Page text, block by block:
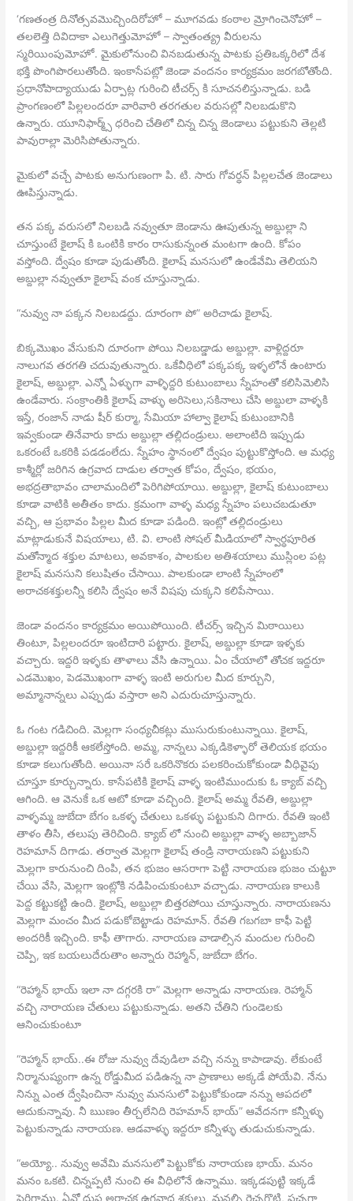
‘గణతంత్ర దినోత్సవమొచ్చిందిరోహో – మూగవడు కంఠాల మ్రోగించెనోహో –
తలలెత్తి దివిదాకా ఎలుగెత్తుమోహో – స్వాతంత్య్ర వీరులను
స్మరియింపుమోహో. మైకులోనుంచి వినబడుతున్న పాటకు ప్రతిఒక్కరిలో దేశ
భక్తి పొంగిపొరలుతోంది. ఇంకాసేపట్లో జెండా వందనం కార్యక్రమం జరగబోతోంది.
ప్రధానోపాద్యాయుడు ఏర్పాట్ల గురించి టీచర్స్ కి సూచనలిస్తున్నాడు. బడి
ప్రాంగణంలో పిల్లలందరూ వారివారి తరగతుల వరుసల్లో నిలబడుకొని
ఉన్నారు. యూనిఫార్మ్స్ ధరించి చేతిలో చిన్న చిన్న జెండాలు పట్టుకుని తెల్లటి
పావురాల్లా మెరిసిపోతున్నారు.
మైకులో వచ్చే పాటకు అనుగుణంగా పి. టి. సారు గోవర్ధన్ పిల్లలచేత జెండాలు
ఊపిస్తున్నాడు.
తన పక్క వరుసలో నిలబడి నవ్వుతూ జెండాను ఊపుతున్న అబ్దుల్లా ని
చూస్తుంటే కైలాష్ కి ఒంటికి కారం రాసుకున్నంత మంటగా ఉంది. కోపం
వస్తోంది. ద్వేషం కూడా పుడుతోంది. కైలాష్ మనసులో ఉండేవేమి తెలియని
అబ్దుల్లా నవ్వుతూ కైలాష్ వంక చూస్తున్నాడు.
“నువ్వు నా పక్కన నిలబడద్దు. దూరంగా పో” అరిచాడు కైలాష్.
బిక్కమొఖం వేసుకుని దూరంగా పోయి నిలబడ్డాడు అబ్దుల్లా. వాళ్లిద్దరూ
నాలుగవ తరగతి చదువుతున్నారు. ఒకేవీధిలో పక్కపక్క ఇళ్ళలోనే ఉంటారు
కైలాష్, అబ్దుల్లా. ఎన్నో ఏళ్ళుగా వాళ్ళిద్దరి కుటుంబాలు స్నేహంతో కలిసిమెలిసి
ఉండేవారు. సంక్రాంతికి కైలాష్ వాళ్ళు అరిసెలు,సకినాలు చేసి అబ్దులా వాళ్ళకి
ఇస్తే, రంజాన్ నాడు షీర్ కుర్మా, సేమియా హాల్వా కైలాష్ కుటుంబానికి
ఇవ్వకుండా తినేవారు కాదు అబ్దుల్లా తల్లిదండ్రులు. అలాంటిది ఇప్పుడు
ఒకరంటే ఒకరికి పడడంలేదు. స్నేహం స్థానంలో ద్వేషం పుట్టుకొస్తోంది. ఆ మధ్య
కాశ్మీర్లో జరిగిన ఉగ్రవాద దాడుల తర్వాత కోపం, ద్వేషం, భయం,
అభద్రతాభావం చాలామందిలో పెరిగిపోయాయి. అబ్దుల్లా, కైలాష్ కుటుంబాలు
కూడా వాటికి అతీతం కాదు. క్రమంగా వాళ్ళ మధ్య స్నేహం పలుచబడుతూ
వచ్చి, ఆ ప్రభావం పిల్లల మీద కూడా పడింది. ఇంట్లో తల్లిదండ్రులు
మాట్లాడుకునే విషయాలు, టి. వి. లాంటి సోషల్ మీడియాలో స్వార్ధపూరిత
మతోన్మాద శక్తుల మాటలు, అవకాశం, పాలకుల అతిశయాలు ముస్లింల పట్ల
కైలాష్ మనసుని కలుషితం చేసాయి. పాలకుండా లాంటి స్నేహంలో
అరాచకశక్తులన్నీ కలిసి ద్వేషం అనే విషపు చుక్కని కలిపేసాయి.
జెండా వందనం కార్యక్రమం అయిపోయింది. టీచర్స్ ఇచ్చిన మిఠాయిలు
తింటూ, పిల్లలందరూ ఇంటిదారి పట్టారు. కైలాష్, అబ్దుల్లా కూడా ఇళ్ళకు
వచ్చారు. ఇద్దరి ఇళ్ళకు తాళాలు వేసి ఉన్నాయి. ఏం చేయాలో తోచక ఇద్దరూ
ఎడమొఖం, పెడమొఖంగా వాళ్ళ ఇంటి అరుగుల మీద కూర్చుని,
అమ్మానాన్నలు ఎప్పుడు వస్తారా అని ఎదురుచూస్తున్నారు.
ఓ గంట గడిచింది. మెల్లగా సంధ్యచీకట్లు ముసురుకుంటున్నాయి. కైలాష్,
అబ్దుల్లా ఇద్దరికీ ఆకలేస్తోంది. అమ్మ, నాన్నలు ఎక్కడికెళ్ళారో తెలియక భయం
కూడా కలుగుతోంది. అయినా సరే ఒకరినొకరు పలకరించుకోకుండా వీధివైపు
చూస్తూ కూర్చున్నారు. కాసేపటికి కైలాష్ వాళ్ళ ఇంటిముందుకు ఓ క్యాబ్ వచ్చి
ఆగింది. ఆ వెనుకే ఒక ఆటో కూడా వచ్చింది. కైలాష్ అమ్మ రేవతి, అబ్దుల్లా
వాళ్ళమ్మ జుబేదా బేగం ఒకళ్ళ చేతులు ఒకళ్ళు పట్టుకుని దిగారు. రేవతి ఇంటి
తాళం తీసి, తలుపు తెరిచింది. క్యాబ్ లో నుంచి అబ్దుల్లా వాళ్ళ అబ్బాజాన్
రెహమాన్ దిగాడు. తర్వాత మెల్లగా కైలాష్ తండ్రి నారాయణని పట్టుకుని
మెల్లగా కారునుంచి దింపి, తన భుజం ఆసరాగా పెట్టి నారాయణ భుజం చుట్టూ
చేయి వేసి, మెల్లగా ఇంట్లోకి నడిపించుకుంటూ వచ్చాడు. నారాయణ కాలుకి
పెద్ద కట్టుకట్టి ఉంది. కైలాష్, అబ్దుల్లా బిత్తరపోయి చూస్తున్నారు. నారాయణను
మెల్లగా మంచం మీద పడుకోబెట్టాడు రెహమాన్. రేవతి గబగబా కాఫీ పెట్టి
అందరికీ ఇచ్చింది. కాఫీ తాగారు. నారాయణ వాడాల్సిన మందుల గురించి
చెప్పి, ఇక బయలుదేరుతాం అన్నారు రెహ్మాన్, జుబేదా బేగం.
“రెహ్మాన్ భాయ్ ఇలా నా దగ్గరకి రా” మెల్లగా అన్నాడు నారాయణ. రెహ్మాన్
వచ్చి నారాయణ చేతులు పట్టుకున్నాడు. అతని చేతిని గుండెలకు
ఆనించుకుంటూ
“రెహ్మాన్ భాయ్..ఈ రోజు నువ్వు దేవుడిలా వచ్చి నన్ను కాపాడావు. లేకుంటే
నిర్మానుష్యంగా ఉన్న రోడ్డుమీద పడిఉన్న నా ప్రాణాలు అక్కడే పోయేవి. నేను
నిన్ను ఎంత ద్వేషించినా నువ్వు మనసులో పెట్టుకోకుండా నన్ను ఆపదలో
ఆదుకున్నావు. నీ ఋణం తీర్చలేనిది రెహమాన్ భాయ్” ఆవేదనగా కన్నీళ్ళు
పెట్టుకున్నాడు నారాయణ. ఆడవాళ్ళు ఇద్దరూ కన్నీళ్ళు తుడుచుకున్నాడు.
“అయ్యో.. నువ్వు అవేమి మనసులో పెట్టుకోకు నారాయణ భాయ్. మనం
మనం ఒకటి. చిన్నప్పటి నుంచి ఈ వీధిలోనే ఉన్నాము. ఇక్కడపుట్టి ఇక్కడే
పెరిగాము. ఏవో దుష్ట అరాచక ఉగ్రవాద శక్తులు, మనల్ని రెచ్చగొట్టి, పచ్చగా